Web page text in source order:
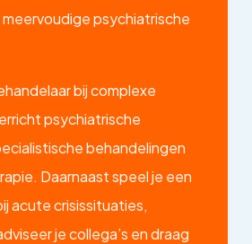
psychiatrische
bij complexe
psychiatrische
behandelingen
Daarnaast speel je een
acute crisissituaties,
je collega’s en draag